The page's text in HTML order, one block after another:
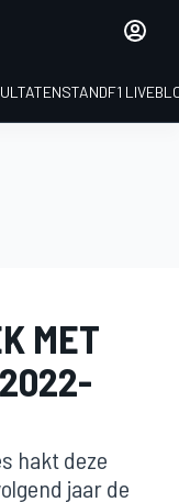
STANDF1
MET
2022-
hakt deze
jaar de